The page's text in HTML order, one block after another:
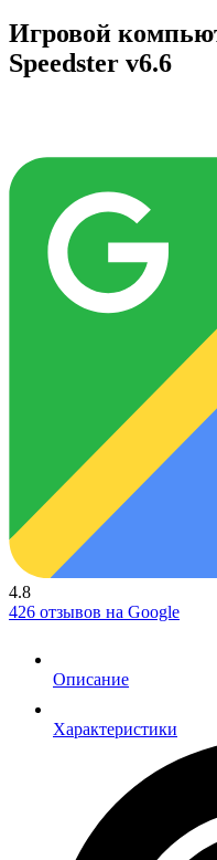
Игровой
Speedster v6.6
4.8
426 отзывов на Google
Описание
Характеристики